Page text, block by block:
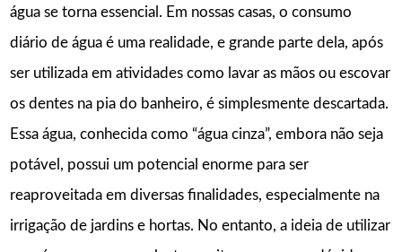
água se torna essencial. Em nossas casas, o consumo
diário de água é uma realidade, e grande parte dela, após
ser utilizada em atividades como lavar as mãos ou escovar
os dentes na pia do banheiro, é simplesmente descartada.
Essa água, conhecida como “água cinza”, embora não seja
potável, possui um potencial enorme para ser
reaproveitada em diversas finalidades, especialmente na
irrigação de jardins e hortas. No entanto, a ideia de utilizar